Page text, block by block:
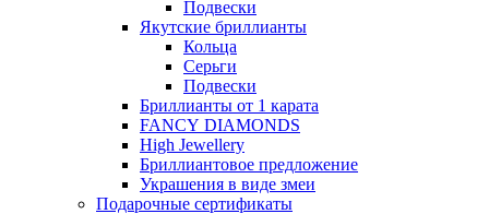
Подвески
Якутские бриллианты
Кольца
Серьги
Подвески
Бриллианты от 1 карата
FANCY DIAMONDS
High Jewellery
Бриллиантовое предложение
Украшения в виде змеи
Подарочные сертификаты